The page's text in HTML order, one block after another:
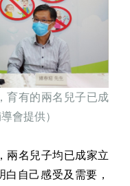
育有的兩名兒子已成
會提供）
兩名兒子均已成家立
自己感受及需要，